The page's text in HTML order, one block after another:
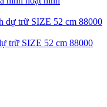
trữ SIZE 52 cm 88000